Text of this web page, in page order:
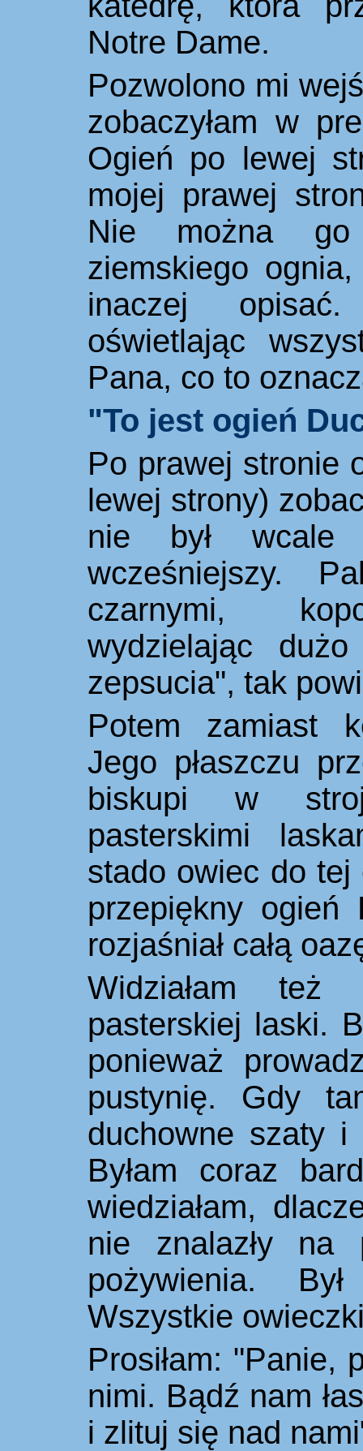
Notre Dame.
Pozwolono mi
zobaczyłam w
Ogień po lewej
mojej prawej
Nie można go
ziemskiego
inaczej opisać.
oświetlając
Pana, co to
"To jest ogień
Po prawej stronie
lewej strony)
nie był
wcześniejszy.
czarnymi,
wydzielając
zepsucia", tak
Potem zamiast
Jego płaszczu
biskupi w
pasterskimi
stado owiec do tej
przepiękny ogień
rozjaśniał całą
Widziałam
pasterskiej laski.
ponieważ
pustynię. Gdy
duchowne szaty i
Byłam coraz
wiedziałam,
nie znalazły na
pożywienia.
Wszystkie
Prosiłam: "Panie,
nimi. Bądź nam
i zlituj się nad